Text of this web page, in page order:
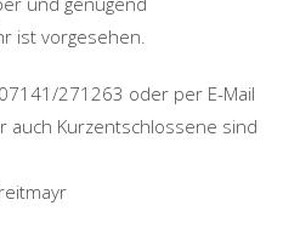
ist vorgesehen.
271263 oder per E-Mail
auch Kurzentschlossene sind